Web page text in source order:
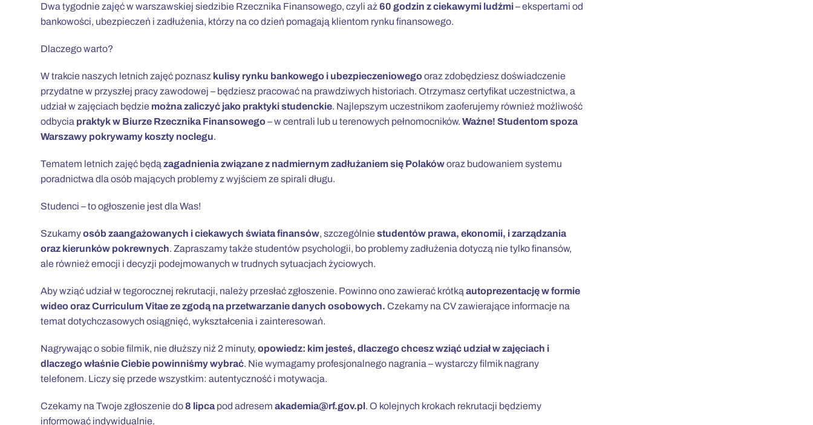
Dwa tygodnie zajęć w warszawskiej siedzibie Rzecznika Finansowego, czyli aż60 godzin z ciekawymi ludźmi– ekspertami od
bankowości, ubezpieczeń i zadłużenia, którzy na co dzień pomagają klientom rynku finansowego.
Dlaczego warto?
W trakcie naszych letnich zajęć poznasz kulisy rynku bankowego i ubezpieczeniowegooraz zdobędziesz doświadczenie
przydatne w przyszłej pracy zawodowej – będziesz pracować na prawdziwych historiach. Otrzymasz certyfikat uczestnictwa, a
udział w zajęciach będzie można zaliczyć jako praktyki studenckie. Najlepszym uczestnikom zaoferujemy również możliwość
odbycia praktyk w Biurze Rzecznika Finansowego– w centrali lub u terenowych pełnomocników.Ważne! Studentom spoza
Warszawy pokrywamy koszty noclegu.
Tematem letnich zajęć będązagadnienia związane z nadmiernym zadłużaniem się Polakóworaz budowaniem systemu
poradnictwa dla osób mających problemy z wyjściem ze spirali długu.
Studenci – to ogłoszenie jest dla Was!
Szukamyosób zaangażowanych i ciekawych świata finansów, szczególniestudentów prawa, ekonomii, i zarządzania
oraz kierunków pokrewnych. Zapraszamy także studentów psychologii, bo problemy zadłużenia dotyczą nie tylko finansów,
ale również emocji i decyzji podejmowanych w trudnych sytuacjach życiowych.
Aby wziąć udział w tegorocznej rekrutacji, należy przesłać zgłoszenie. Powinno ono zawierać krótkąautoprezentację w formie
wideo oraz Curriculum Vitae ze zgodą na przetwarzanie danych osobowych.Czekamy na CV zawierające informacje na
temat dotychczasowych osiągnięć, wykształcenia i zainteresowań.
Nagrywając o sobie filmik, nie dłuższy niż 2 minuty,opowiedz: kim jesteś, dlaczego chcesz wziąć udział w zajęciach i
dlaczego właśnie Ciebie powinniśmy wybrać. Nie wymagamy profesjonalnego nagrania – wystarczy filmik nagrany
telefonem. Liczy się przede wszystkim: autentyczność i motywacja.
Czekamy na Twoje zgłoszenie do8 lipca pod adresemakademia@rf.gov.pl. O kolejnych krokach rekrutacji będziemy
informować indywidualnie.